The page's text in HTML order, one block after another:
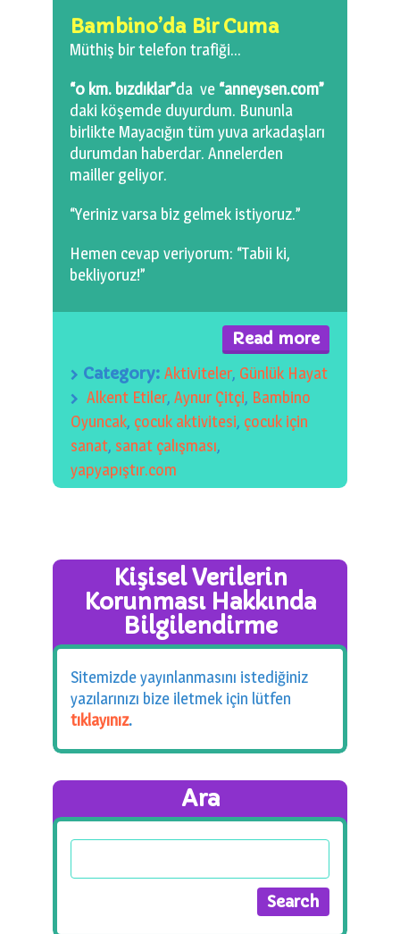
Filmlerimiz
Hadi Bize Yazın
Bambino’da Bir Cuma
Müthiş bir telefon trafiği…
“0 km. bızdıklar”da ve “anneysen.com”
daki köşemde duyurdum. Bununla
birlikte Mayacığın tüm yuva arkadaşları
durumdan haberdar. Annelerden
mailler geliyor.
“Yeriniz varsa biz gelmek istiyoruz.”
Hemen cevap veriyorum: “Tabii ki,
bekliyoruz!”
Read more
Category: Aktiviteler, Günlük Hayat
Alkent Etiler, Aynur Çitçi, Bambino
Oyuncak, çocuk aktivitesi, çocuk için
sanat, sanat çalışması,
yapyapıştır.com
Kişisel Verilerin
Korunması Hakkında
Bilgilendirme
Sitemizde yayınlanmasını istediğiniz
yazılarınızı bize iletmek için lütfen
tıklayınız.
Ara